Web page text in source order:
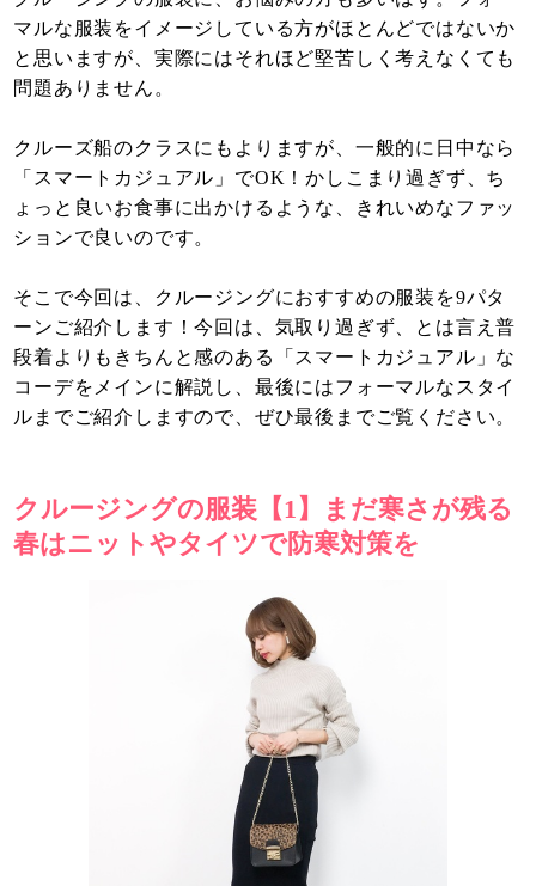
マルな服装をイメージしている方がほとんどではないか
と思いますが、実際にはそれほど堅苦しく考えなくても
問題ありません。
クルーズ船のクラスにもよりますが、一般的に日中なら
「スマートカジュアル」でOK！かしこまり過ぎず、ち
ょっと良いお食事に出かけるような、きれいめなファッ
ションで良いのです。
そこで今回は、クルージングにおすすめの服装を9パタ
ーンご紹介します！今回は、気取り過ぎず、とは言え普
段着よりもきちんと感のある「スマートカジュアル」な
コーデをメインに解説し、最後にはフォーマルなスタイ
ルまでご紹介しますので、ぜひ最後までご覧ください。
クルージングの服装【1】まだ寒さが残る
春はニットやタイツで防寒対策を